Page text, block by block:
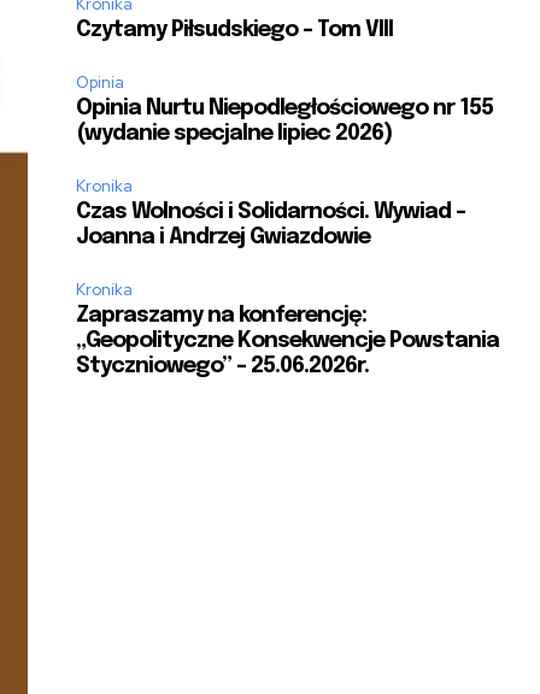
Kronika
Czytamy Piłsudskiego – Tom VIII
Opinia
Opinia Nurtu Niepodległościowego nr 155
(wydanie specjalne lipiec 2026)
Kronika
Czas Wolności i Solidarności. Wywiad –
Joanna i Andrzej Gwiazdowie
Kronika
Zapraszamy na konferencję:
„Geopolityczne Konsekwencje Powstania
Styczniowego” – 25.06.2026r.